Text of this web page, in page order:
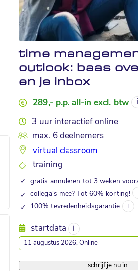
time
outlook: baas
en je inbox
289,- p.p. all-in excl. btw
3 uur interactief online
max. 6 deelnemers
virtual classroom
training
✓ gratis annuleren tot 3 weken
✓ collega's mee? Tot 60% korting!
✓ 100% tevredenheidsgarantie
startdata
schrijf je nu in